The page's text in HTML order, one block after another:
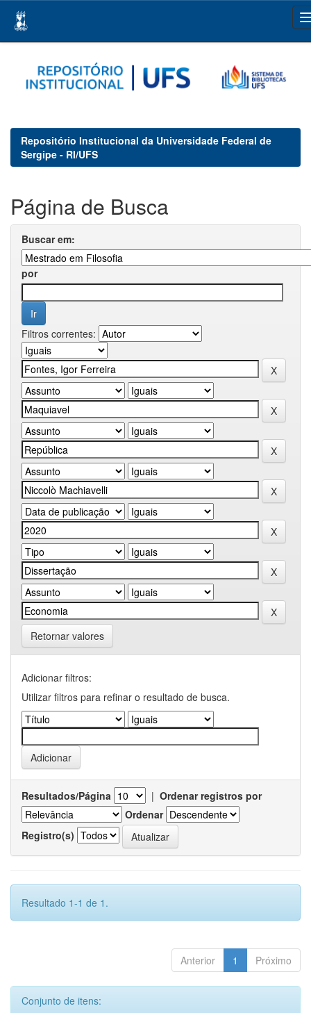
navigation
Repositório Institucional da Universidade Federal de
Sergipe - RI/UFS
Página de Busca
Buscar em:
por
Filtros correntes:
Retornar valores
Adicionar filtros:
Utilizar filtros para refinar o resultado de busca.
Resultados/Página | Ordenar registros por
Ordenar
Registro(s)
Resultado 1-1 de 1.
Anterior 1 Próximo
Conjunto de itens: